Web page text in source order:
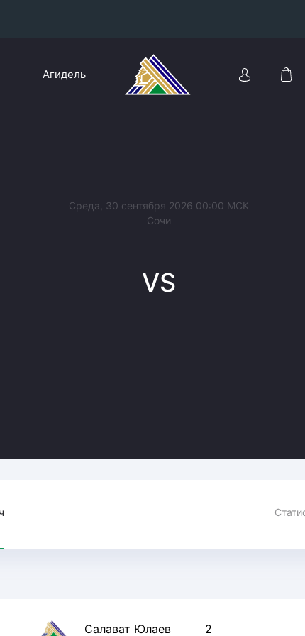
Конференция «Восток»
Трактор
Агидель
Среда, 30 сентября 2026 00:00 МСК
Сочи
VS
Салават Юлаев 2